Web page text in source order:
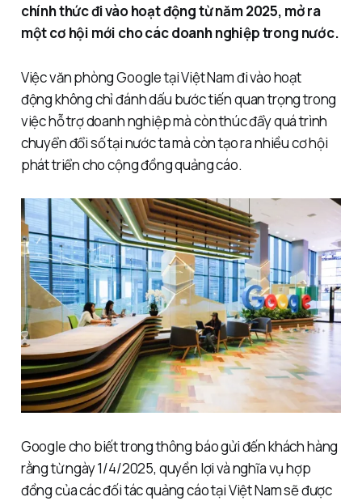
chính thức đi vào hoạt động từ năm 2025, mở ra
một cơ hội mới cho các doanh nghiệp trong nước.
Việc văn phòng Google tại Việt Nam đi vào hoạt
động không chỉ đánh dấu bước tiến quan trọng trong
việc hỗ trợ doanh nghiệp mà còn thúc đẩy quá trình
chuyển đổi số tại nước ta mà còn tạo ra nhiều cơ hội
phát triển cho cộng đồng quảng cáo.
Google cho biết trong thông báo gửi đến khách hàng
rằng từ ngày 1/4/2025, quyền lợi và nghĩa vụ hợp
đồng của các đối tác quảng cáo tại Việt Nam sẽ được